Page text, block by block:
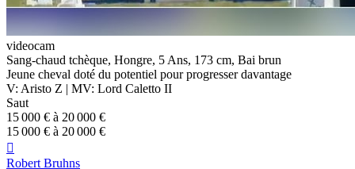
videocam
Sang-chaud tchèque, Hongre, 5 Ans, 173 cm, Bai brun
Jeune cheval doté du potentiel pour progresser davantage
V: Aristo Z | MV: Lord Caletto II
Saut
15 000 € à 20 000 €
15 000 € à 20 000 €

Robert Bruhns